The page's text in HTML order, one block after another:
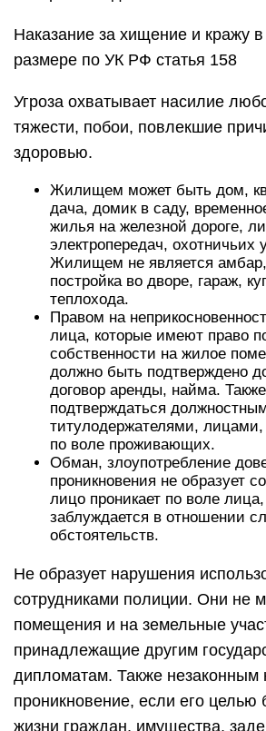
Наказание за хищение и кражу
размере по УК РФ статья 158
Угроза охватывает насилие
тяжести, побои, повлекшие
здоровью.
Жилищем может быть дом,
дача, домик в саду,
жилья на железной дороге,
электропередач, охотничьих
Жилищем не является амбар,
постройка во дворе, гараж,
теплохода.
Правом на
лица, которые имеют право
собственности на жилое
должно быть подтверждено
договор аренды, найма.
подтверждаться
титулодержателями,
по воле проживающих.
Обман, злоупотребление
проникновения не образует
лицо проникает по воле
заблуждается в отношении
обстоятельств.
Не образует нарушения
сотрудниками полиции. Они не
помещения и на земельные
принадлежащие другим
дипломатам. Также незаконным
проникновение, если его целью
жизни граждан, имущества,